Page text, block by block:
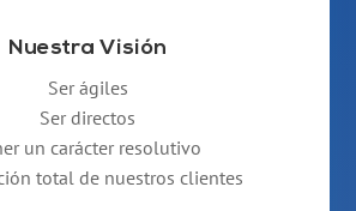
Nuestra Visión
Ser ágiles
Ser directos
un carácter resolutivo
total de nuestros clientes